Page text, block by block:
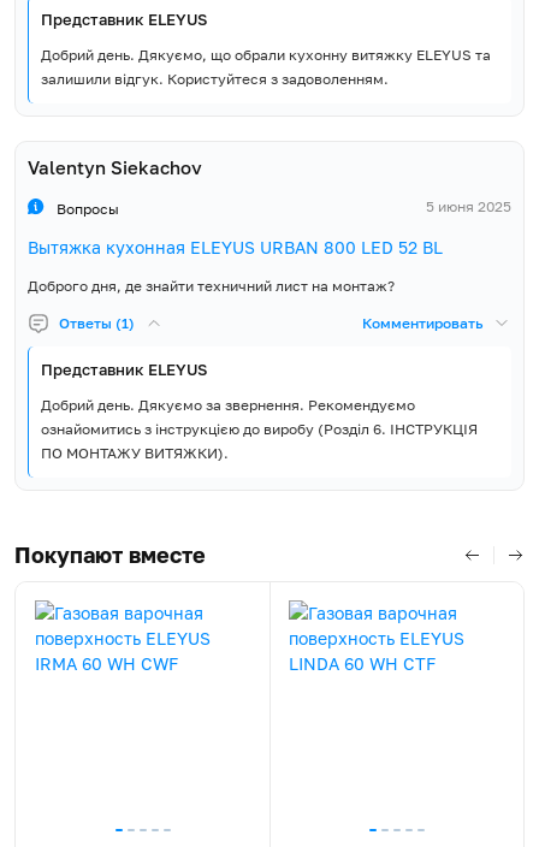
Представник ELEYUS
Добрий день. Дякуємо, що обрали кухонну витяжку ELEYUS та
залишили відгук. Користуйтеся з задоволенням.
Valentyn Siekachov
Вопросы 5 июня 2025
Вытяжка кухонная ELEYUS URBAN 800 LED 52 BL
Доброго дня, де знайти техничний лист на монтаж?
Ответы (1) Комментировать
Представник ELEYUS
Добрий день. Дякуємо за звернення. Рекомендуємо
ознайомитись з інструкцією до виробу (Розділ 6. ІНСТРУКЦІЯ
ПО МОНТАЖУ ВИТЯЖКИ).
Покупают вместе